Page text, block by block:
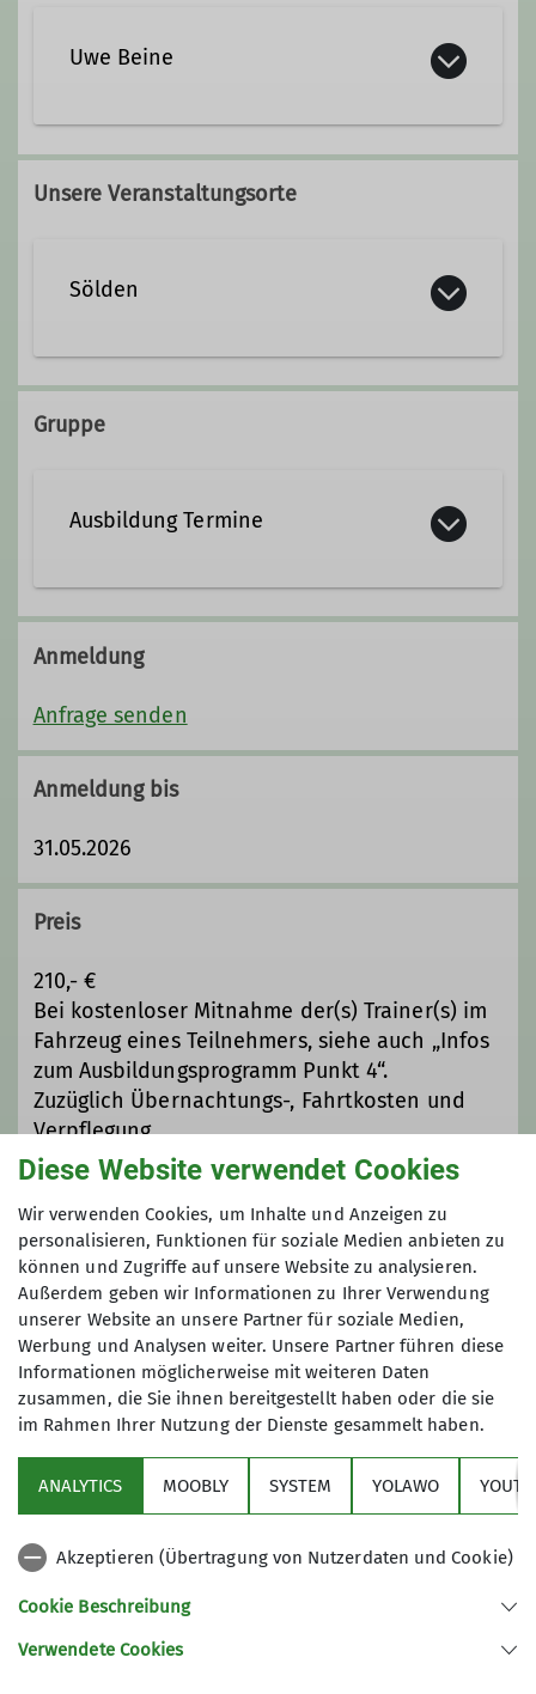
Uwe Beine
Qualifikationen
Unsere Veranstaltungsorte
Sölden
Gruppe
Ausbildung Termine
Anmeldung
Anfrage senden
Anmeldung bis
31.05.2026
Preis
210,- €
Bei kostenloser Mitnahme der(s) Trainer(s) im
Fahrzeug eines Teilnehmers, siehe auch „Infos
zum Ausbildungsprogramm Punkt 4“.
Zuzüglich Übernachtungs-, Fahrtkosten und
Verpflegung.
Maximale Teilnehmeranzahl
6
Sektion
Service
Sektion Duisburg des Deutschen Alpenvereins e.V.
Diese Website verwendet Cookies
Wir verwenden Cookies, um Inhalte und Anzeigen zu
personalisieren, Funktionen für soziale Medien anbieten zu
können und Zugriffe auf unsere Website zu analysieren.
Außerdem geben wir Informationen zu Ihrer Verwendung
unserer Website an unsere Partner für soziale Medien,
Werbung und Analysen weiter. Unsere Partner führen diese
Informationen möglicherweise mit weiteren Daten
zusammen, die Sie ihnen bereitgestellt haben oder die sie
im Rahmen Ihrer Nutzung der Dienste gesammelt haben.
ANALYTICS MOOBLY SYSTEM YOLAWO
Akzeptieren (Übertragung von Nutzerdaten und Cookie)
Cookie Beschreibung
Verwendete Cookies